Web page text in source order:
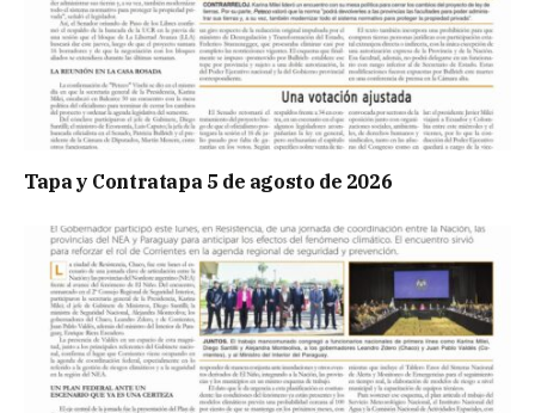
Tapa y Contratapa 5 de agosto de 2026